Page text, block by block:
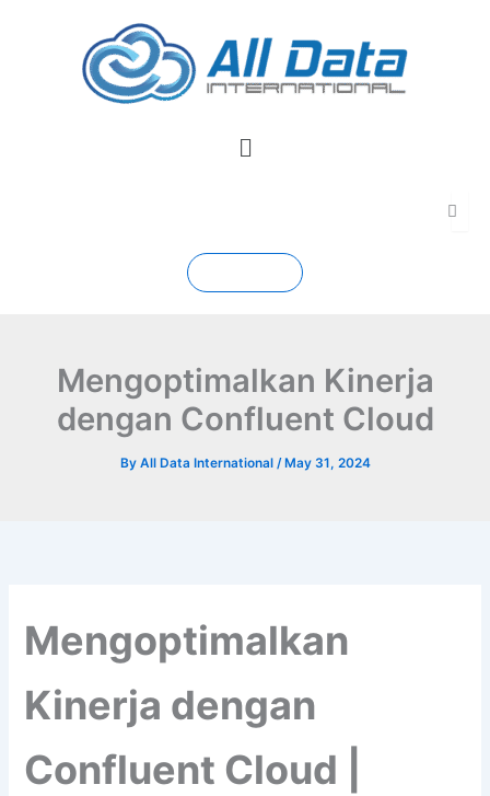
Menu
Mengoptimalkan Kinerja
dengan Confluent Cloud
By All Data International / May 31, 2024
Mengoptimalkan
Kinerja dengan
Confluent Cloud |